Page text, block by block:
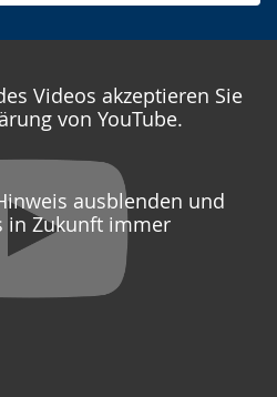
Videos akzeptieren Sie
von YouTube.
ausblenden und
in Zukunft immer